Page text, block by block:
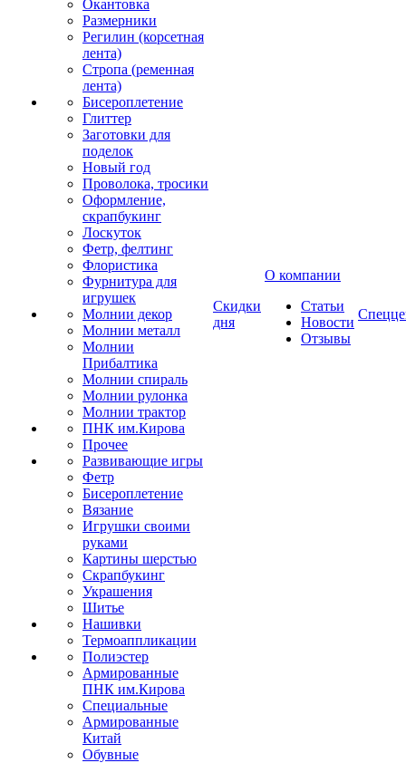
Окантовка
Размерники
Регилин (корсетная
лента)
Стропа (ременная
лента)
Бисероплетение
Глиттер
Заготовки для
поделок
Новый год
Проволока, тросики
Оформление,
скрапбукинг
Лоскуток
Фетр, фелтинг
Флористика
Фурнитура для
игрушек
Молнии декор
Молнии металл
Молнии
Прибалтика
Молнии спираль
Молнии рулонка
Молнии трактор
ПНК им.Кирова
Прочее
Развивающие игры
Фетр
Бисероплетение
Вязание
Игрушки своими
руками
Картины шерстью
Скрапбукинг
Украшения
Шитье
Нашивки
Термоаппликации
Полиэстер
Армированные
ПНК им.Кирова
Специальные
Армированные
Китай
Обувные
Скидки
дня
О компании
Статьи
Новости
Отзывы